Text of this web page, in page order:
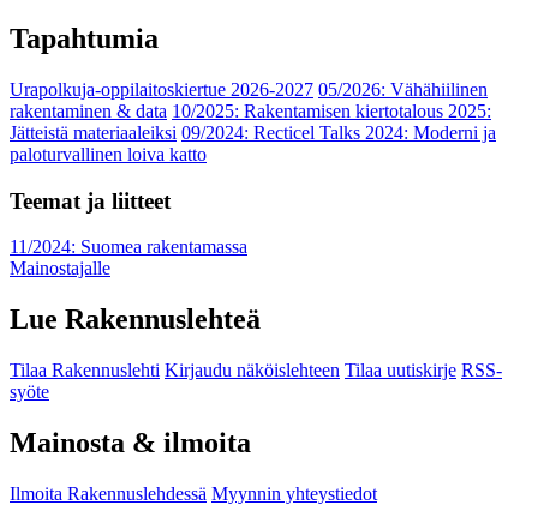
Tapahtumia
Urapolkuja-oppilaitoskiertue 2026-2027 05/2026: Vähähiilinen
rakentaminen & data 10/2025: Rakentamisen kiertotalous 2025:
Jätteistä materiaaleiksi 09/2024: Recticel Talks 2024: Moderni ja
paloturvallinen loiva katto
Teemat ja liitteet
11/2024: Suomea rakentamassa
Mainostajalle
Lue Rakennuslehteä
Tilaa Rakennuslehti Kirjaudu näköislehteen Tilaa uutiskirje RSS-
syöte
Mainosta & ilmoita
Ilmoita Rakennuslehdessä Myynnin yhteystiedot